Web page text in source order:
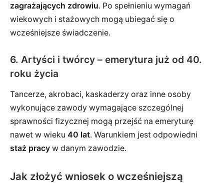
zagrażających zdrowiu. Po spełnieniu wymagań
wiekowych i stażowych mogą ubiegać się o
wcześniejsze świadczenie.
6. Artyści i twórcy – emerytura już od 40.
roku życia
Tancerze, akrobaci, kaskaderzy oraz inne osoby
wykonujące zawody wymagające szczególnej
sprawności fizycznej mogą przejść na emeryturę
nawet w wieku 40 lat. Warunkiem jest odpowiedni
staż pracy w danym zawodzie.
Jak złożyć wniosek o wcześniejszą